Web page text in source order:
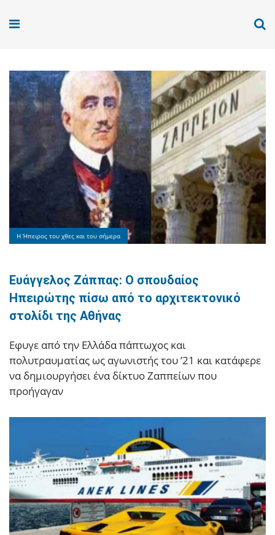
Η Ήπειρος του χθες και του σήμερα
Ευάγγελος Ζάππας: Ο σπουδαίος
Ηπειρώτης πίσω από το αρχιτεκτονικό
στολίδι της Αθήνας
Εφυγε από την Ελλάδα πάπτωχος και
πολυτραυματίας ως αγωνιστής του ’21 και κατάφερε
να δημιουργήσει ένα δίκτυο Ζαππείων που
προήγαγαν